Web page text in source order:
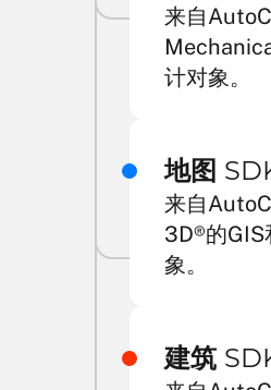
来自
计对象。
地图
来自
3D®的GIS
象。
建筑